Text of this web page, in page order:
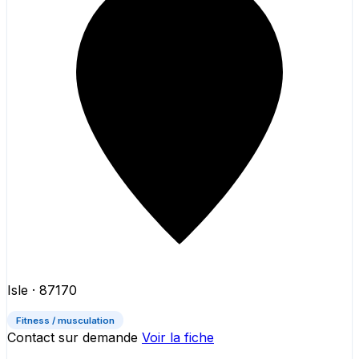
Isle · 87170
Fitness / musculation
Contact sur demande Voir la fiche